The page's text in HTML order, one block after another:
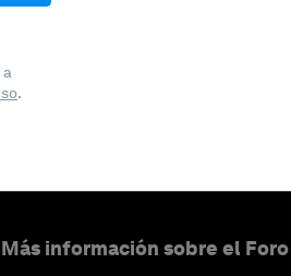
.
Más información sobre el Foro